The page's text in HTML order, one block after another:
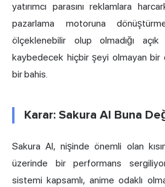
yatırımcı parasını reklamlara
pazarlama motoruna
ölçeklenebilir olup olmadığı
kaybedecek hiçbir şeyi olmayan bir
bir bahis.
Karar: Sakura AI Buna
Sakura AI, nişinde önemli olan
üzerinde bir performans
sistemi kapsamlı, anime odaklı